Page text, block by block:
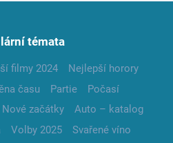
témata
filmy 2024
Nejlepší horory
času Partie
Počasí
Nové začátky
Auto – katalog
Volby 2025
Svařené víno